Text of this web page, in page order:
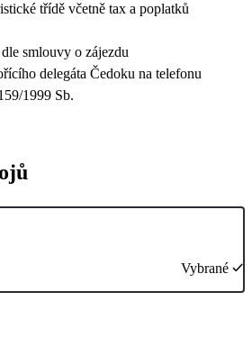
třídě včetně tax a poplatků
smlouvy o zájezdu
delegáta Čedoku na telefonu
1999 Sb.
Vybrané